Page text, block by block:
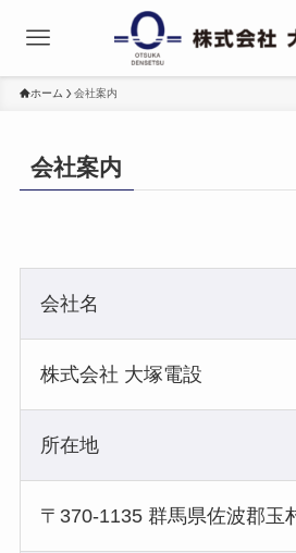
ホーム 会社案内
会社案内
会社名
株式会社 大塚電設
所在地
〒370-1135 群馬県佐波郡玉